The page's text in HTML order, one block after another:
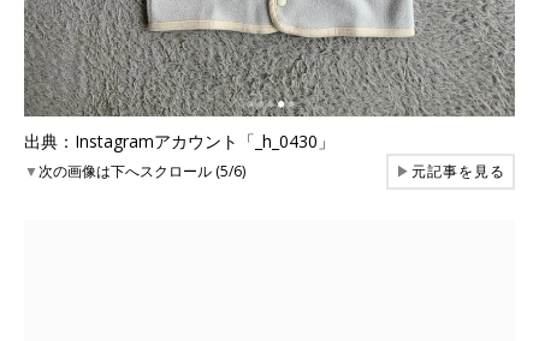
出典：Instagramアカウント「_h_0430」
▼次の画像は下へスクロール (5/6) ▶元記事を見る